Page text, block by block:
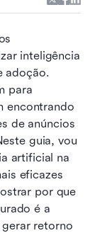
inteligência
adoção.
para
encontrando
de anúncios
guia, vou
artificial na
eficazes
por que
é a
retorno
a
qualidade:
de
de IA